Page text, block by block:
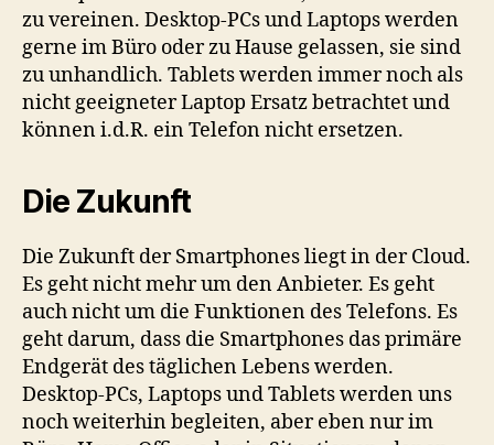
zu vereinen. Desktop-PCs und Laptops werden
gerne im Büro oder zu Hause gelassen, sie sind
zu unhandlich. Tablets werden immer noch als
nicht geeigneter Laptop Ersatz betrachtet und
können i.d.R. ein Telefon nicht ersetzen.
Die Zukunft
Die Zukunft der Smartphones liegt in der Cloud.
Es geht nicht mehr um den Anbieter. Es geht
auch nicht um die Funktionen des Telefons. Es
geht darum, dass die Smartphones das primäre
Endgerät des täglichen Lebens werden.
Desktop-PCs, Laptops und Tablets werden uns
noch weiterhin begleiten, aber eben nur im